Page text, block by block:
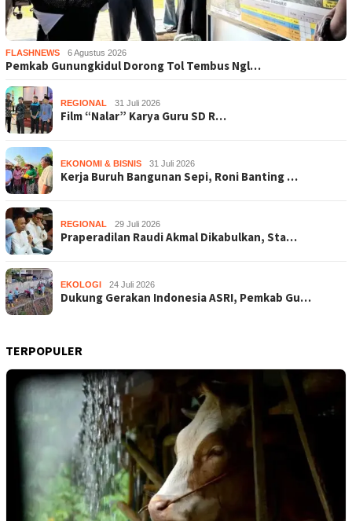
FLASHNEWS 6 Agustus 2026
Pemkab Gunungkidul Dorong Tol Tembus Ngl…
REGIONAL 31 Juli 2026
Film “Nalar” Karya Guru SD R…
EKONOMI & BISNIS 31 Juli 2026
Kerja Buruh Bangunan Sepi, Roni Banting …
REGIONAL 29 Juli 2026
Praperadilan Raudi Akmal Dikabulkan, Sta…
EKOLOGI 24 Juli 2026
Dukung Gerakan Indonesia ASRI, Pemkab Gu…
TERPOPULER